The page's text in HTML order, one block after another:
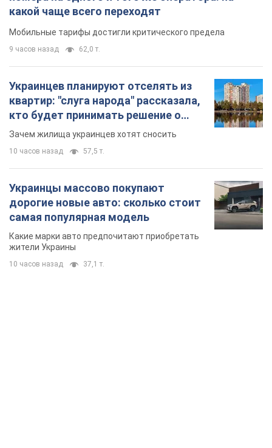
Украинцы массово покупают
дорогие новые авто: сколько стоит
самая популярная модель
Какие марки авто предпочитают приобретать
10 часов назад 37,1 т.